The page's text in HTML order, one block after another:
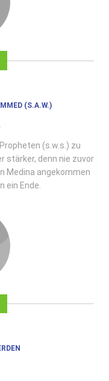
(S.A.W.)
(s.w.s.) zu
stärker, denn nie zuvor
Medina angekommen
ein Ende.